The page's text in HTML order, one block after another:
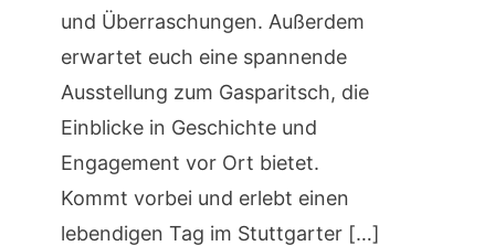
und Überraschungen. Außerdem
erwartet euch eine spannende
Ausstellung zum Gasparitsch, die
Einblicke in Geschichte und
Engagement vor Ort bietet.
Kommt vorbei und erlebt einen
lebendigen Tag im Stuttgarter […]